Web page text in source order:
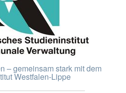
– gemeinsam stark mit dem
Westfalen-Lippe